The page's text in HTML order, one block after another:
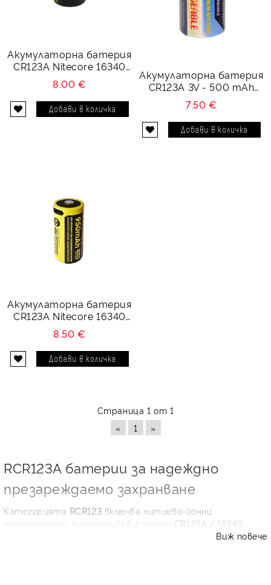
Акумулаторна батерия
CR123A Nitecore 16340
RCR123A 950 mAh 3.6V
8.00 €
Акумулаторна батерия
CR123A 3V - 500 mAh
RCR123
7.50 €
Акумулаторна батерия
CR123A Nitecore 16340
RCR123A 950 mAh USB
Type - C
8.50 €
Страница 1 от 1
«
1 »
RCR123A батерии за надеждно
презареждаемо захранване
Категорията RCR123 включва литиево-йонни
акумулаторни батерии във формат CR123A / 16340
подходящи за устройства, които изискват компактна,
Виж повече